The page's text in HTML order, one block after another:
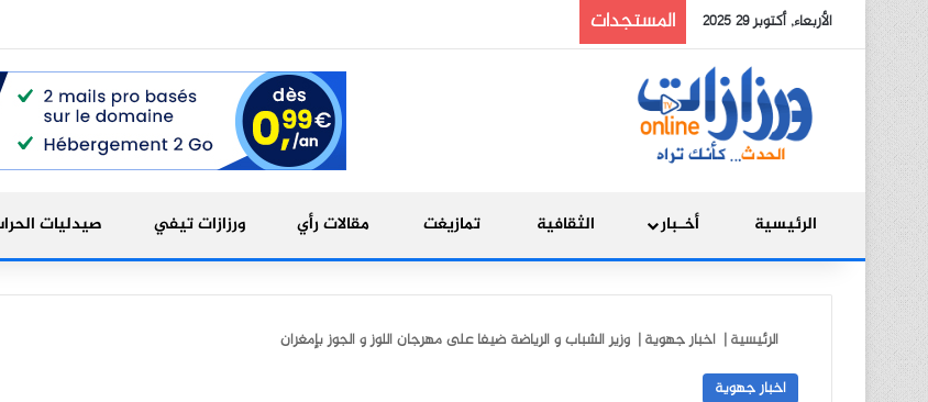
الأربعاء, أكتوبر 29 2025 المستجدات
الرئيسية أخـبار الثقافية تمازيغت مقالات رأي ورزازات تيفي صيدليات
الرئيسية| اخبار جهوية| وزير الشباب و الرياضة ضيفا على مهرجان اللوز و الجوز بإمغران
اخبار جهوية